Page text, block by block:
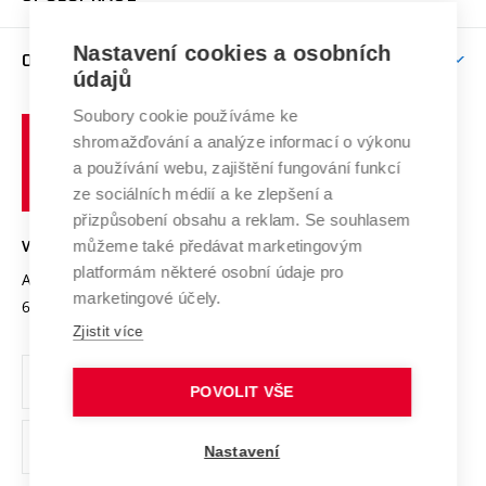
Brno
E-přihláška
Závěrečné práce
Doktorské studium
Studium bez bariér
Podpora podnikání
Mezinárodní vědecká rada
Systém zajišťování kvality výzkumu
Výzkumné infrastruktury
Transfer znalostí
Open Science
Projekty
Projekty ze strukturálních fondů
Specifický výzkum
Zahraniční spolupráce
Spolupráce se školami
Služby univerzity
Mezinárodní dohody
Univerzitní sítě
O UNIVERZITĚ
Profil univerzity
Udržitelná univerzita
Podnikavá univerzita / ContriBUTe
Bezpečná univerzita
Vyznamenání
Organizační struktura
Ochrana osobních údajů
odkaz)
učení
technické
VYSOKÉ UČENÍ TECHNICKÉ V BRNĚ
Antonínská 548/1
602 00 Brno
www.vut.cz
vut@vutbr.cz
Nastavení cookies a osobních
údajů
Soubory cookie používáme ke
shromažďování a analýze informací o výkonu
a používání webu, zajištění fungování funkcí
ze sociálních médií a ke zlepšení a
přizpůsobení obsahu a reklam. Se souhlasem
můžeme také předávat marketingovým
platformám některé osobní údaje pro
marketingové účely.
Zjistit více
POVOLIT VŠE
Nastavení